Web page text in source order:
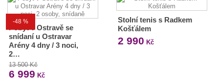
-48 %
Pobyt v Ostravě se
snídaní u Ostravar
Arény 4 dny / 3 noci,
2…
13 500 Kč
6 999 Kč
Stolní tenis s Radkem
Košťálem
2 990 Kč